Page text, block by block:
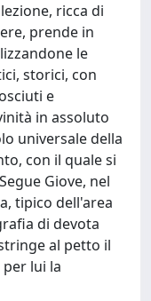
ricca di
prende in
le
storici, con
e
in assoluto
universale della
con il quale si
Giove, nel
tipico dell'area
di devota
al petto il
lui la